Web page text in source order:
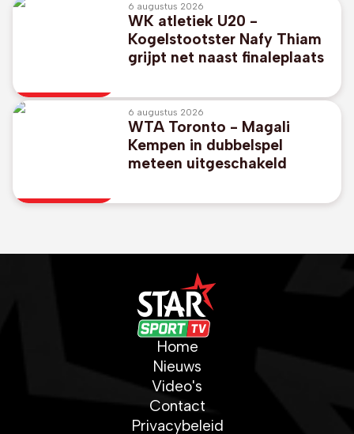
6 augustus 2026
WK atletiek U20 -
Kogelstootster Nafy Thiam
grijpt net naast finaleplaats
6 augustus 2026
WTA Toronto - Magali
Kempen in dubbelspel
meteen uitgeschakeld
Home
Nieuws
Video's
Contact
Privacybeleid